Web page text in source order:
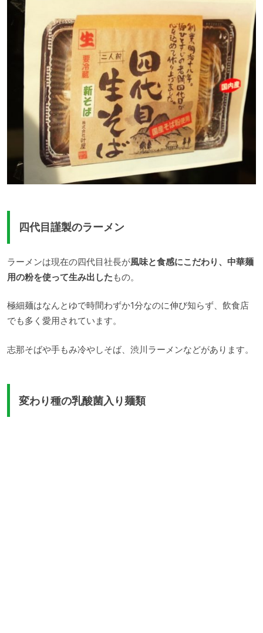
四代目謹製のラーメン
ラーメンは現在の四代目社長が風味と食感にこだわり、中華麺
用の粉を使って生み出した もの。
極細麺はなんとゆで時間わずか1分なのに伸び知らず、飲食店
でも多く愛用されています。
志那そばや手もみ冷やしそば、渋川ラーメンなどがあります。
変わり種の乳酸菌入り麺類